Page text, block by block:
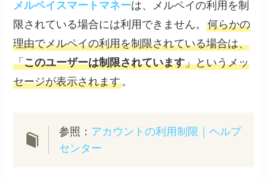
メルペイスマートマネーは、メルペイの利用を制
限されている場合には利用できません。何らかの
理由でメルペイの利用を制限されている場合は、
「このユーザーは制限されています」というメッ
セージが表示されます。
参照： アカウントの利用制限｜ヘルプ
センター